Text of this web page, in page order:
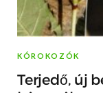
KÓROKOZÓK
Terjedő, új